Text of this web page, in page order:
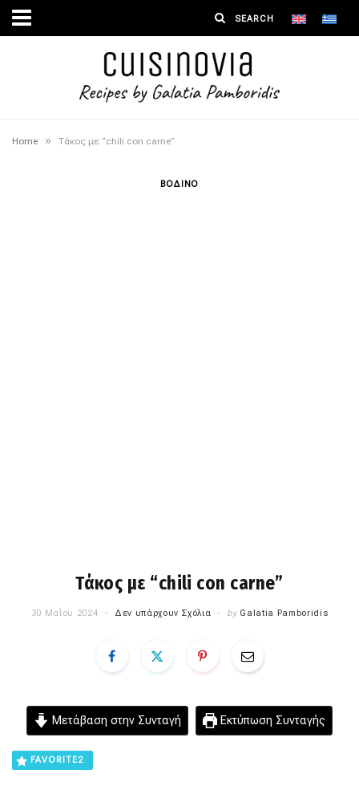
Home » Τάκος με “chili con carne”
ΒΟΔΙΝΟ
Τάκος με “chili con carne”
30 Μαΐου 2024 Δεν υπάρχουν Σχόλια by Galatia Pamboridis
Μετάβαση στην Συνταγή Εκτύπωση Συνταγής
FAVORITE2